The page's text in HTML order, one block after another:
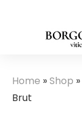
Home »Shop »
Brut